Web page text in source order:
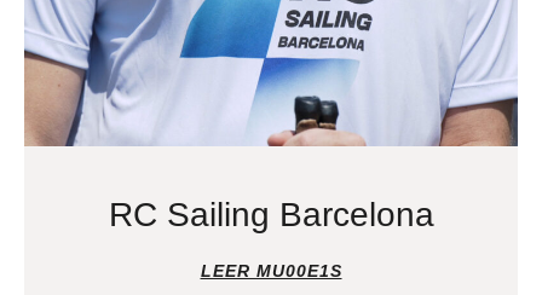
RC Sailing Barcelona
LEER MU00E1S